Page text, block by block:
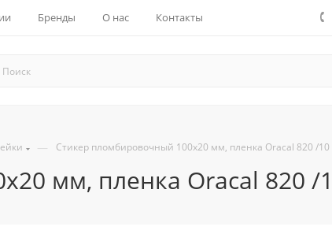
Бренды О нас Контакты
— Стикер пломбировочный 100х20 мм, пленка Oracal 820 /
мм, пленка Oracal 820 /